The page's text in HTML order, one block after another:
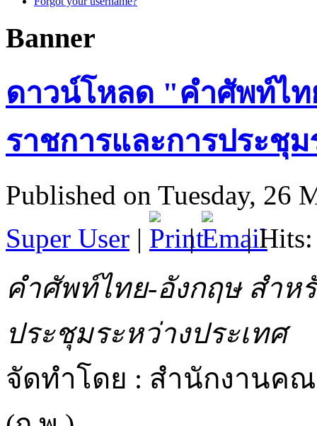
Banner
ดาวน์โหลด "คำศัพท์ไ
ราชการและการประชุม
Published on Tuesday, 26
Super User | | | Hits:
คำศัพท์ไทย-อังกฤษ สำห
ประชุมระหว่างประเทศ
จัดทำโดย : สำนักงานค